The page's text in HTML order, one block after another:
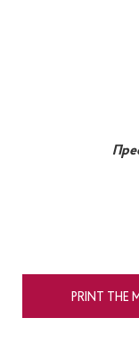
PRINT THE